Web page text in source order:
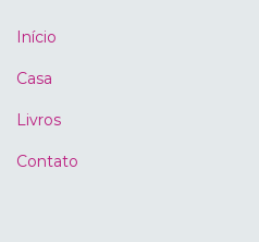
Início
Casa
Livros
Contato